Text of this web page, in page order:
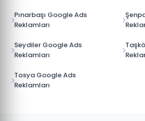
Pınarbaşı Google Ads
Reklamları
Seydiler Google Ads
Reklamları
Tosya Google Ads
Reklamları